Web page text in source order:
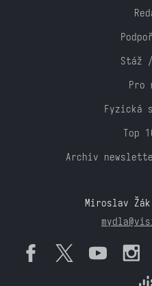
Stáž
Pro
Fyzická
Top
Archiv
Miroslav Žák